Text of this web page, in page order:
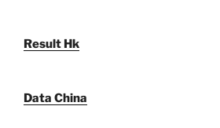
Result Hk
Data China